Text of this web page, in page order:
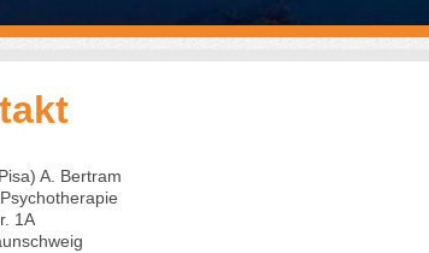
A. Bertram
1A